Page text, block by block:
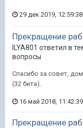
29 дек 2019, 12:59:38
Прекращение
ILYA801 ответил в
вопросы
Спасибо за совет,
(32 бита).
16 май 2018, 11:42:39
Прекращение